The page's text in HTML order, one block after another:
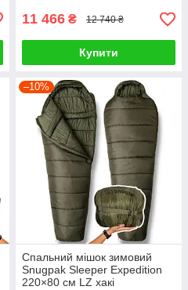
11 466 ₴ 12 740 ₴
Купити
–10%
Спальний мішок зимовий
Snugpak Sleeper Expedition
220×80 см LZ хакі